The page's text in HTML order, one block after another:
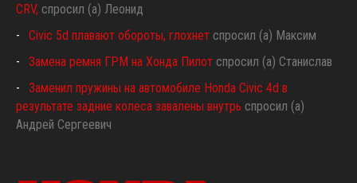
CRV, спросил (а) Леонид
Civic 5d плавают обороты, глохнет спросил (а) Максим
Замена ремня ГРМ на Хонда Пилот спросил (а) Станислав
Заменил пружины на автомобиле Honda Civic 4d в
результате задние колеса завалены внутрь спросил (а)
Андрей Сергеевич